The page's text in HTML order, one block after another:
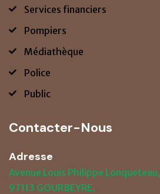
Services financiers
Pompiers
Médiathèque
Police
Public
Contacter-Nous
Adresse
Avenue Louis Philippe Lonqueteau,
97113 GOURBEYRE.